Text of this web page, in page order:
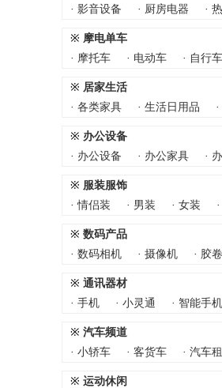
· 影音设备 · 厨房电器 ·
※ 摩电单车
· 摩托车 · 电动车 · 自行车
※ 居家生活
· 各类家具 · 生活日用品 ·
※ 办公设备
· 办公设备 · 办公家具 ·
※ 服装服饰
·情侣装 · 男装 · 女装
※ 数码产品
· 数码相机 · 摄像机 · 胶
※ 通讯器材
· 手机 · 小灵通 · 智能手机
※ 汽车频道
· 小轿车 · 客货车 · 汽车
※ 运动休闲